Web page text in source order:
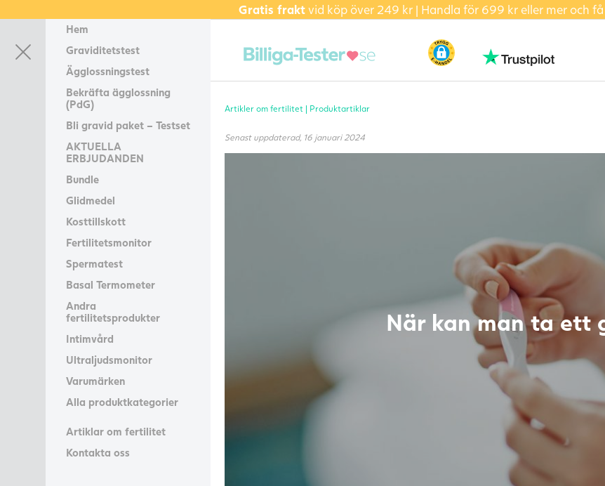
Gratis fraktvid köp över 249 kr | Handla för 699 kr eller mer och
Hem
Graviditetstest
Ägglossningstest
Bekräfta ägglossning
(PdG)
Bli gravid paket – Testset
AKTUELLA
ERBJUDANDEN
Bundle
Glidmedel
Kosttillskott
Fertilitetsmonitor
Spermatest
Basal Termometer
Andra
fertilitetsprodukter
Intimvård
Ultraljudsmonitor
Varumärken
Alla produktkategorier
Artiklar om fertilitet
Kontakta oss
Artikler om fertilitet | Produktartiklar
Senast uppdaterad, 16 januari 2024
När kan man ta ett